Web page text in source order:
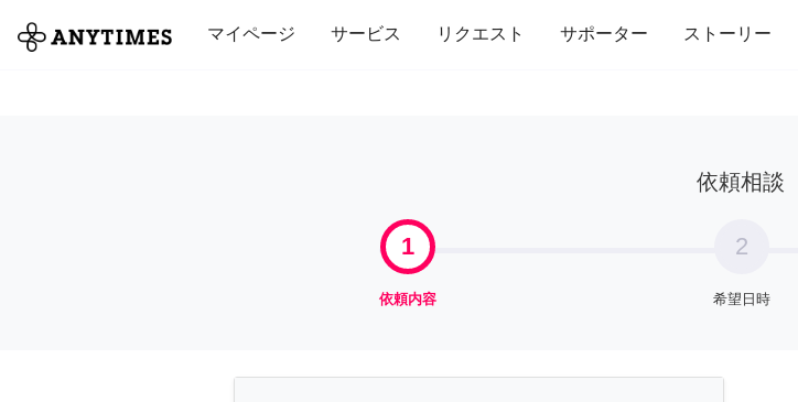
マイページ サービス リクエスト サポーター ストーリー
全て 修理・組立 家事 引っ越し インテリア 趣味・習い事
依頼相談
1
依頼内容
2
希望日時